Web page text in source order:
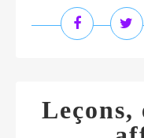
Leçons,